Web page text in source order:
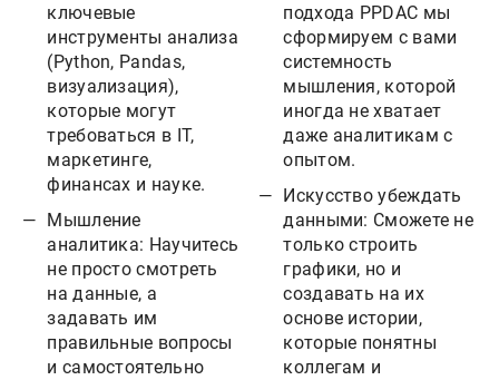
ключевые
инструменты анализа
(Python, Pandas,
визуализация),
которые могут
требоваться в IT,
маркетинге,
финансах и науке.
Мышление
аналитика: Научитесь
не просто смотреть
на данные, а
задавать им
правильные вопросы
и самостоятельно
подхода PPDAC мы
сформируем с вами
системность
мышления, которой
иногда не хватает
даже аналитикам с
опытом.
Искусство убеждать
данными: Сможете не
только строить
графики, но и
создавать на их
основе истории,
которые понятны
коллегам и